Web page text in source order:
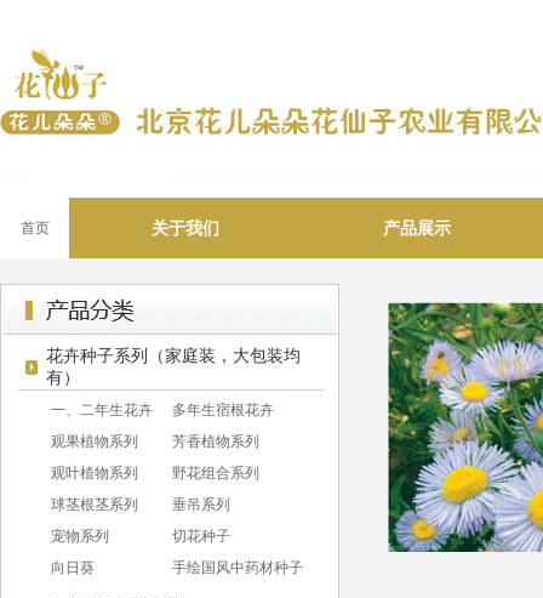
首页 关于我们 产品展示
花卉种子系列（家庭装，大包装均
有）
一、二年生花卉
多年生宿根花卉
观果植物系列
芳香植物系列
观叶植物系列
野花组合系列
球茎根茎系列
垂吊系列
宠物系列
切花种子
向日葵
手绘国风中药材种子